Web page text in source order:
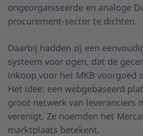
ongeorganiseerde en analoge
procurement-sector te dichten.
Daarbij hadden zij een
systeem voor ogen, dat de
inkoop voor het MKB voorgoed
Het idee: een webgebaseerd
groot netwerk van leveranciers
verenigt. Ze noemden het
marktplaats betekent.